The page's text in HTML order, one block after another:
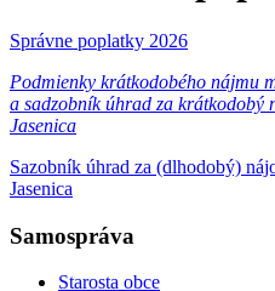
Správne poplatky 2026
Podmienky krátkodobého nájmu
a sadzobník úhrad za krátkodobý
Jasenica
Sazobník úhrad za (dlhodobý)
Jasenica
Samospráva
Starosta obce